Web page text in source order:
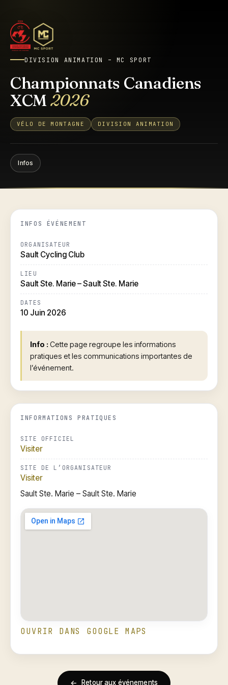
DIVISION ANIMATION – MC SPORT
Championnats Canadiens
XCM 2026
VÉLO DE MONTAGNE DIVISION ANIMATION
Infos
INFOS ÉVÉNEMENT
ORGANISATEUR
Sault Cycling Club
LIEU
Sault Ste. Marie – Sault Ste. Marie
DATES
10 Juin 2026
Info : Cette page regroupe les informations
pratiques et les communications importantes de
l’événement.
INFORMATIONS PRATIQUES
SITE OFFICIEL
Visiter
SITE DE L’ORGANISATEUR
Visiter
Sault Ste. Marie – Sault Ste. Marie
OUVRIR DANS GOOGLE MAPS
← Retour aux événements